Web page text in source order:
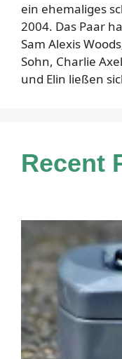
ein ehemaliges
2004. Das Paar
Sam Alexis
Sohn, Charlie
und Elin ließen
Recent